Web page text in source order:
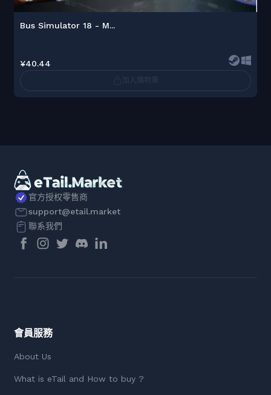
Bus Simulator 18 - M...
¥40.44
官方授权零售商
support@etail.market
聯系我們
會員服務
About Us
What is eTail and How to buy ?